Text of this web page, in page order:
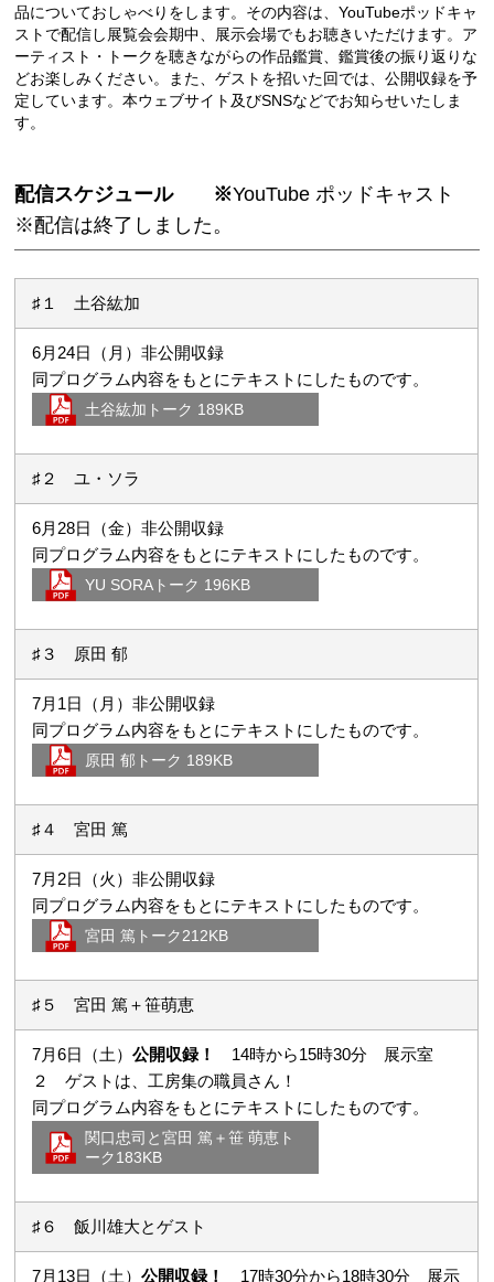
品についておしゃべりをします。その内容は、YouTubeポッドキャ
ストで配信し展覧会会期中、展示会場でもお聴きいただけます。ア
ーティスト・トークを聴きながらの作品鑑賞、鑑賞後の振り返りな
どお楽しみください。また、ゲストを招いた回では、公開収録を予
定しています。本ウェブサイト及びSNSなどでお知らせいたしま
す。
配信スケジュール ※YouTube ポッドキャスト
※配信は終了しました。
♯１ 土谷紘加
6月24日（月）非公開収録
同プログラム内容をもとにテキストにしたものです。
土谷紘加トーク 189KB
♯２ ユ・ソラ
6月28日（金）非公開収録
同プログラム内容をもとにテキストにしたものです。
YU SORAトーク 196KB
♯３ 原田 郁
7月1日（月）非公開収録
同プログラム内容をもとにテキストにしたものです。
原田 郁トーク 189KB
♯４ 宮田 篤
7月2日（火）非公開収録
同プログラム内容をもとにテキストにしたものです。
宮田 篤トーク212KB
♯５ 宮田 篤＋笹萌恵
7月6日（土）公開収録！
14時から15時30分 展示室
２ ゲストは、工房集の職員さん！
同プログラム内容をもとにテキストにしたものです。
関口忠司と宮田 篤＋笹 萌恵ト
ーク183KB
♯６ 飯川雄大とゲスト
7月13日（土）公開収録！
17時30分から18時30分 展示